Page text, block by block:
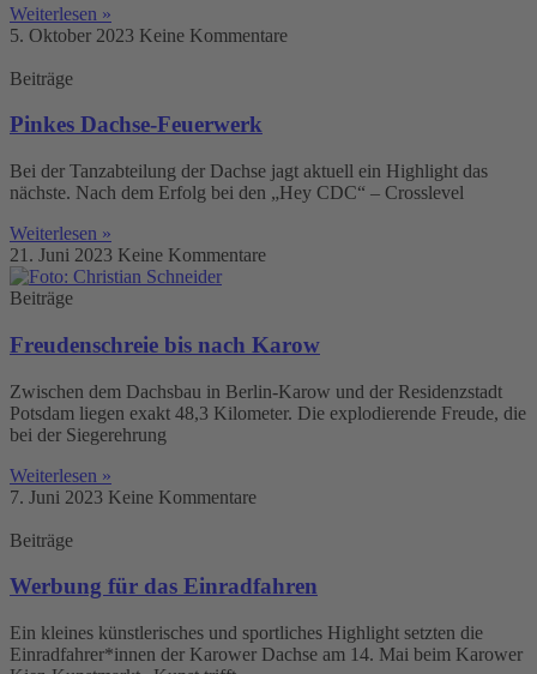
Weiterlesen »
5. Oktober 2023 Keine Kommentare
Beiträge
Pinkes Dachse-Feuerwerk
Bei der Tanzabteilung der Dachse jagt aktuell ein Highlight das
nächste. Nach dem Erfolg bei den „Hey CDC“ – Crosslevel
Weiterlesen »
21. Juni 2023 Keine Kommentare
Beiträge
Freudenschreie bis nach Karow
Zwischen dem Dachsbau in Berlin-Karow und der Residenzstadt
Potsdam liegen exakt 48,3 Kilometer. Die explodierende Freude, die
bei der Siegerehrung
Weiterlesen »
7. Juni 2023 Keine Kommentare
Beiträge
Werbung für das Einradfahren
Ein kleines künstlerisches und sportliches Highlight setzten die
Einradfahrer*innen der Karower Dachse am 14. Mai beim Karower